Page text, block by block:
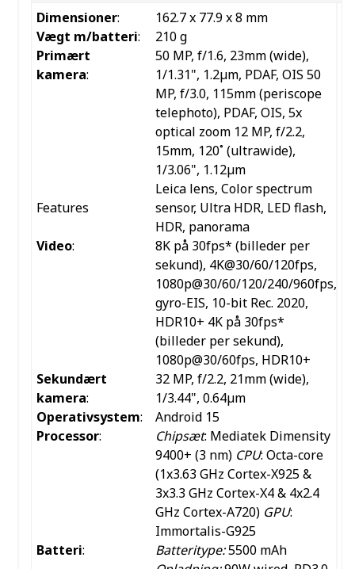
Dimensioner:
162.7 x 77.9 x 8 mm
Vægt m/batteri:
210 g
Primært
kamera:
50 MP, f/1.6, 23mm (wide),
1/1.31", 1.2µm, PDAF, OIS 50
MP, f/3.0, 115mm (periscope
telephoto), PDAF, OIS, 5x
optical zoom12 MP, f/2.2,
15mm, 120˚ (ultrawide),
1/3.06", 1.12µm
Features
Leica lens, Color spectrum
sensor, Ultra HDR, LED flash,
HDR, panorama
Video:
8K på 30fps* (billeder per
sekund), 4K@30/60/120fps,
1080p@30/60/120/240/960fps,
gyro-EIS, 10-bit Rec. 2020,
HDR10+ 4K på 30fps*
(billeder per sekund),
1080p@30/60fps, HDR10+
Sekundært
kamera:
32 MP, f/2.2, 21mm (wide),
1/3.44", 0.64µm
Operativsystem:
Android 15
Processor: Chipsæt: Mediatek Dimensity
9400+ (3 nm) CPU: Octa-core
(1x3.63 GHz Cortex-X925 &
3x3.3 GHz Cortex-X4 & 4x2.4
GHz Cortex-A720) GPU:
Immortalis-G925
Batteri: Batteritype:5500 mAh